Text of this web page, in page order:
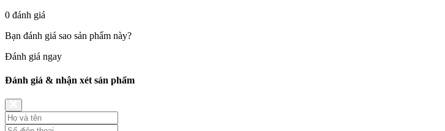
0 đánh giá
Bạn đánh giá sao sản phẩm này?
Đánh giá ngay
Đánh giá & nhận xét sản phẩm